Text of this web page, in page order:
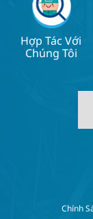
Hợp Tác Với
Chúng Tôi
Chính